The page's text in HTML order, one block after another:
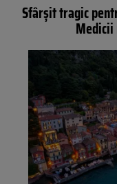
Sfârșit tragic
Medicii